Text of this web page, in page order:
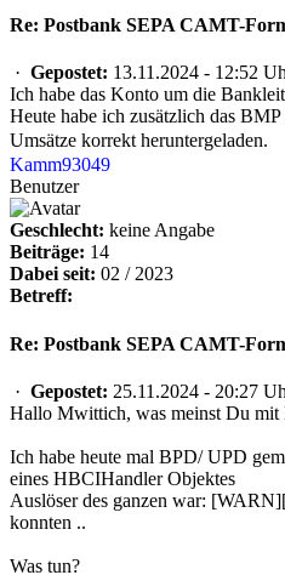
Re: Postbank SEPA CAMT-
· Gepostet: 13.11.2024 - 12:52
Ich habe das Konto um die
Heute habe ich zusätzlich das
Umsätze korrekt heruntergeladen.
Kamm93049
Benutzer
Geschlecht: keine Angabe
Beiträge: 14
Dabei seit: 02 / 2023
Betreff:
Re: Postbank SEPA CAMT-
· Gepostet: 25.11.2024 - 20:27
Hallo Mwittich, was meinst Du
Ich habe heute mal BPD/ UPD
eines HBCIHandler Objektes
Auslöser des ganzen war:
konnten ..
Was tun?